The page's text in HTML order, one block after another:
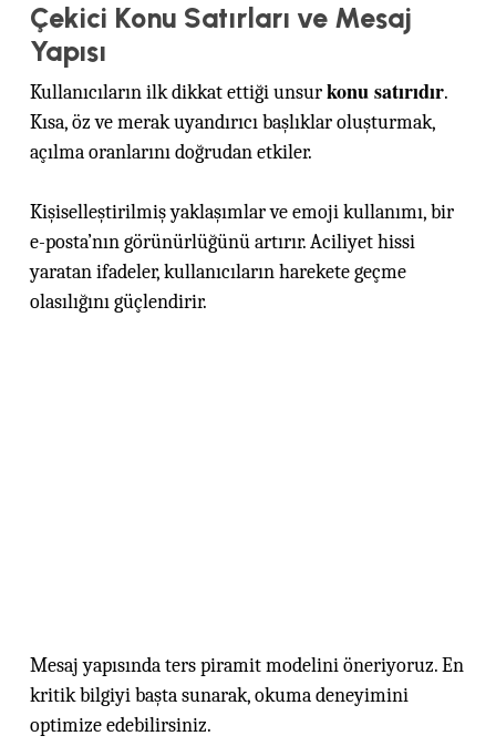
Çekici Konu Satırları ve Mesaj
Yapısı
Kullanıcıların ilk dikkat ettiği unsurkonu satırıdır.
Kısa, öz ve merak uyandırıcı başlıklar oluşturmak,
açılma oranlarını doğrudan etkiler.
Kişiselleştirilmiş yaklaşımlar ve emoji kullanımı, bir
e-posta’nın görünürlüğünü artırır. Aciliyet hissi
yaratan ifadeler, kullanıcıların harekete geçme
olasılığını güçlendirir.
Mesaj yapısında ters piramit modelini öneriyoruz. En
kritik bilgiyi başta sunarak, okuma deneyimini
optimize edebilirsiniz.